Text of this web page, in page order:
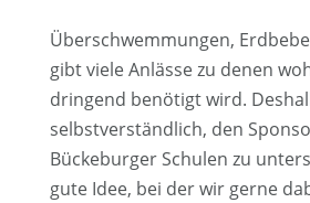
Überschwemmungen,
gibt viele Anlässe zu denen
dringend benötigt wird.
selbst­verständlich, den
Bückeburger Schulen zu
gute Idee, bei der wir gerne